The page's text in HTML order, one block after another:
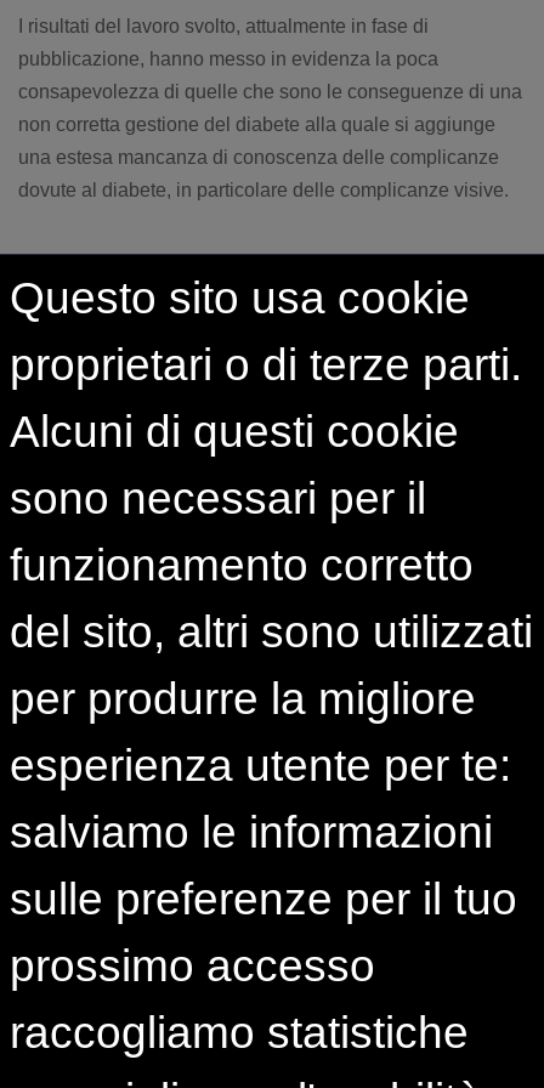
I risultati del lavoro svolto, attualmente in fase di
pubblicazione, hanno messo in evidenza la poca
consapevolezza di quelle che sono le conseguenze di una
non corretta gestione del diabete alla quale si aggiunge
una estesa mancanza di conoscenza delle complicanze
dovute al diabete, in particolare delle complicanze visive.
Contatti
0323 933 801
0323 933 805
areasanita@istud.it
Sedi
Cottino Social Impact Campus
Sede di Torino
Corso Castelfidardo 30/A
10129 Torino
ISTUD Hub Milano
Via Paolo Lomazzo, 19
20154 Milano
Questo sito usa cookie
proprietari o di terze parti.
Alcuni di questi cookie
sono necessari per il
funzionamento corretto
del sito, altri sono utilizzati
per produrre la migliore
esperienza utente per te:
salviamo le informazioni
sulle preferenze per il tuo
prossimo accesso
raccogliamo statistiche